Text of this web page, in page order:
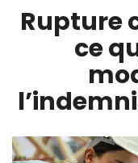
Rupture
ce